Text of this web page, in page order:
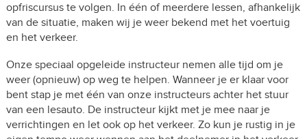
opfriscursus te volgen. In één of meerdere lessen, afhankelijk
van de situatie, maken wij je weer bekend met het voertuig
en het verkeer.
Onze speciaal opgeleide instructeur nemen alle tijd om je
weer (opnieuw) op weg te helpen. Wanneer je er klaar voor
bent stap je met één van onze instructeurs achter het stuur
van een lesauto. De instructeur kijkt met je mee naar je
verrichtingen en let ook op het verkeer. Zo kun je rustig in je